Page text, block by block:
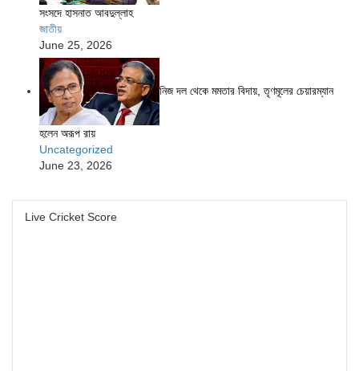
সংসদে হাসনাত আবদুল্লাহ
জাতীয়
June 25, 2026
নিজ দল থেকে মমতার বিদায়, তৃণমূলের চেয়ারম্যান
হলেন অরূপ রায়
Uncategorized
June 23, 2026
Live Cricket Score